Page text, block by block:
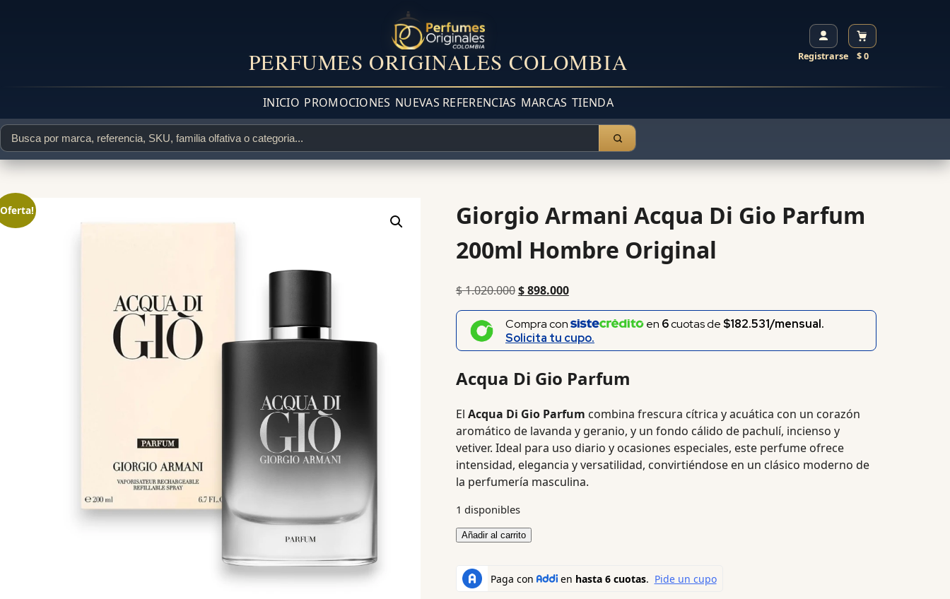
PERFUMES ORIGINALES COLOMBIA Registrarse $ 0
INICIO PROMOCIONES NUEVAS REFERENCIAS MARCAS TIENDA
Giorgio Armani Acqua Di Gio Parfum
200ml Hombre Original
$1.020.000$898.000
Compra con en 6cuotas de $182.531/mensual.
Solicita tu cupo.
Acqua Di Gio Parfum
El Acqua Di Gio Parfum combina frescura cítrica y acuática con un corazón
aromático de lavanda y geranio, y un fondo cálido de pachulí, incienso y
vetiver. Ideal para uso diario y ocasiones especiales, este perfume ofrece
intensidad, elegancia y versatilidad, convirtiéndose en un clásico moderno de
la perfumería masculina.
1 disponibles
Añadir al carrito